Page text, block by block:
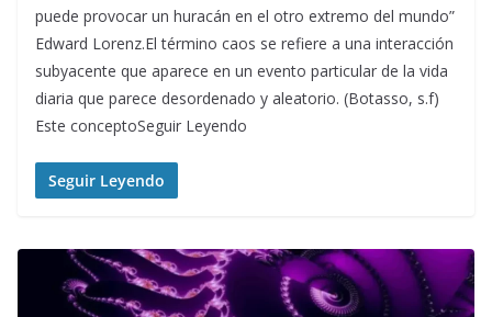
puede provocar un huracán en el otro extremo del mundo”
Edward Lorenz.El término caos se refiere a una interacción
subyacente que aparece en un evento particular de la vida
diaria que parece desordenado y aleatorio. (Botasso, s.f)
Este conceptoSeguir Leyendo
Seguir Leyendo